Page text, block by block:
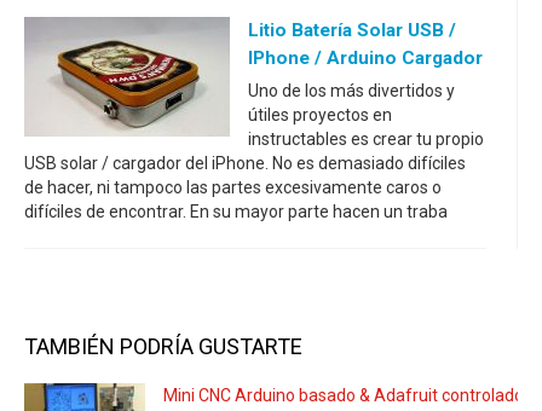
Litio Batería Solar USB /
IPhone / Arduino Cargador
Uno de los más divertidos y
útiles proyectos en
instructables es crear tu propio
USB solar / cargador del iPhone. No es demasiado difíciles
de hacer, ni tampoco las partes excesivamente caros o
difíciles de encontrar. En su mayor parte hacen un traba
TAMBIÉN PODRÍA GUSTARTE
Mini CNC Arduino basado & Adafruit controlador